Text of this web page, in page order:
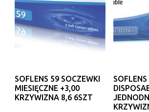
SOFLENS 59 SOCZEWKI
MIESIĘCZNE +3,00
KRZYWIZNA 8,6 6SZT